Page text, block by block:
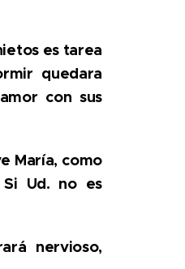
es tarea
quedara
con sus
María, como
Ud. no es
nervioso,